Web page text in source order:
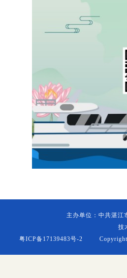
主办单位：中共湛
技
粤ICP备17139483号-2 Copyright